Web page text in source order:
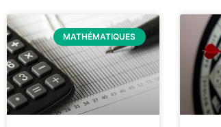
MATHÉMATIQUES